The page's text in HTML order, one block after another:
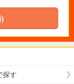
)
探す